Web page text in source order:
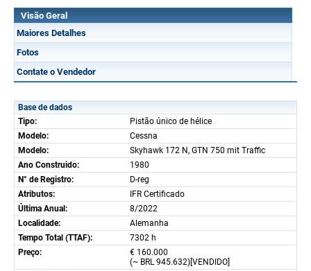
Visão Geral
Maiores Detalhes
Fotos
Contate o Vendedor
Base de dados
Tipo:
Pistão único de hélice
Modelo:
Cessna
Modelo:
Skyhawk 172 N, GTN 750 mit Traffic
Ano Construido:
1980
N° de Registro:
D-reg
Atributos:
IFR Certificado
Última Anual:
8/2022
Localidade:
Alemanha
Tempo Total (TTAF):
7302 h
Preço:
€ 160.000
(~ BRL 945.632)[VENDIDO]